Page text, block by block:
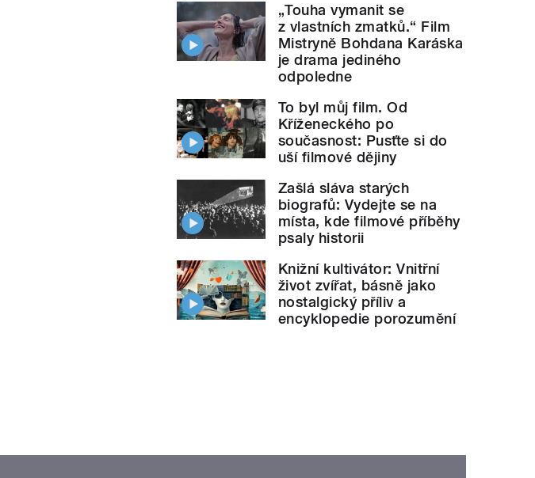
„Touha vymanit se
z vlastních zmatků.“ Film
Mistryně Bohdana Karáska
je drama jediného
odpoledne
To byl můj film. Od
Kříženeckého po
současnost: Pusťte si do
uší filmové dějiny
Zašlá sláva starých
biografů: Vydejte se na
místa, kde filmové příběhy
psaly historii
Knižní kultivátor: Vnitřní
život zvířat, básně jako
nostalgický příliv a
encyklopedie porozumění